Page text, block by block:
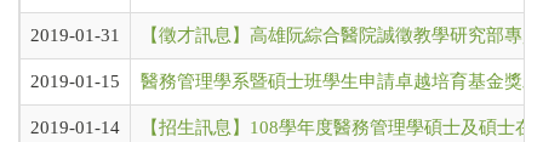
2019-01-31 【徵才訊息】高雄阮綜合醫院誠徵教學研究部專員
2019-01-15 醫務管理學系暨碩士班學生申請卓越培育基金獎
2019-01-14 【招生訊息】108學年度醫務管理學碩士及碩士